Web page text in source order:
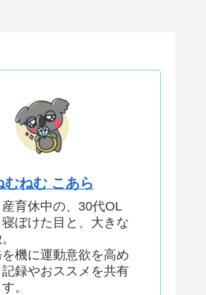
むねむ こあら
育休中の、30代OL
ぼけた目と、大きな
機に運動意欲を高め
録やおススメを共有
。